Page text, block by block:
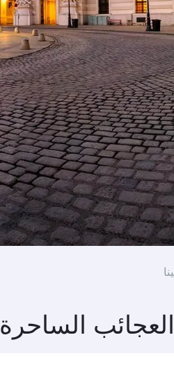
الساحرة